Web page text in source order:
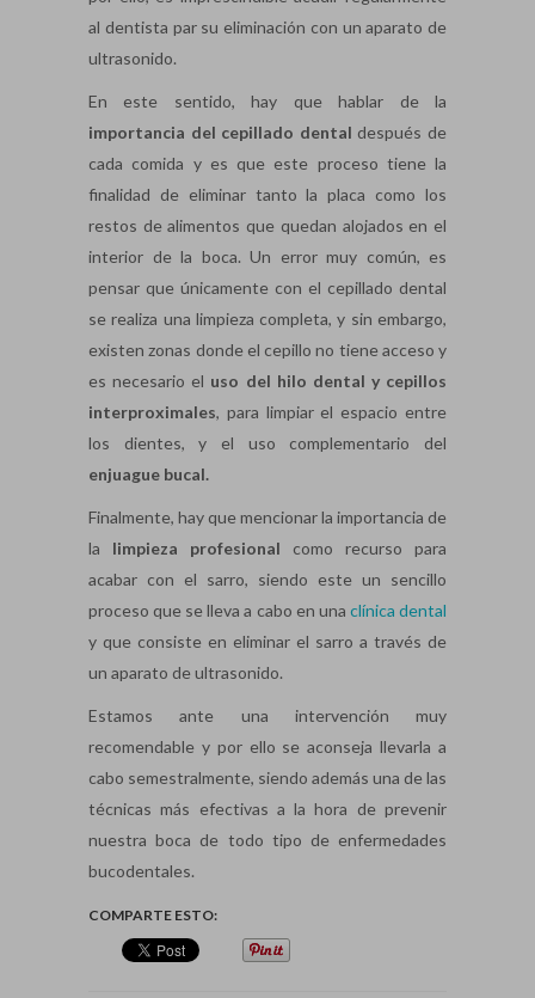
al dentista par su eliminación con un aparato de
ultrasonido.
En este sentido, hay que hablar de la
importancia del cepillado dental después de
cada comida y es que este proceso tiene la
finalidad de eliminar tanto la placa como los
restos de alimentos que quedan alojados en el
interior de la boca. Un error muy común, es
pensar que únicamente con el cepillado dental
se realiza una limpieza completa, y sin embargo,
existen zonas donde el cepillo no tiene acceso y
es necesario el uso del hilo dental y cepillos
interproximales, para limpiar el espacio entre
los dientes, y el uso complementario del
enjuague bucal.
Finalmente, hay que mencionar la importancia de
la limpieza profesional como recurso para
acabar con el sarro, siendo este un sencillo
proceso que se lleva a cabo en una clínica dental
y que consiste en eliminar el sarro a través de
un aparato de ultrasonido.
Estamos ante una intervención muy
recomendable y por ello se aconseja llevarla a
cabo semestralmente, siendo además una de las
técnicas más efectivas a la hora de prevenir
nuestra boca de todo tipo de enfermedades
bucodentales.
COMPARTE ESTO: